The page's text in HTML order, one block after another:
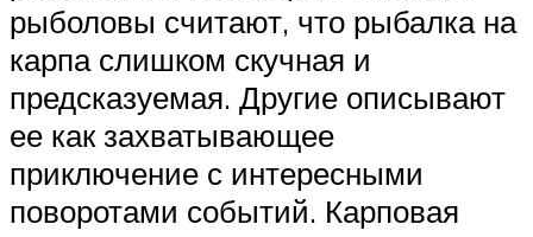
рыболовы считают, что рыбалка на
карпа слишком скучная и
предсказуемая. Другие описывают
ее как захватывающее
приключение с интересными
поворотами событий. Карповая